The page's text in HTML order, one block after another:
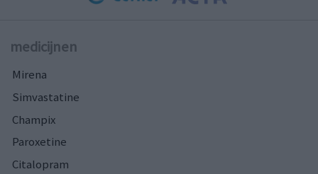
medicijnen
Mirena
Simvastatine
Champix
Paroxetine
Citalopram